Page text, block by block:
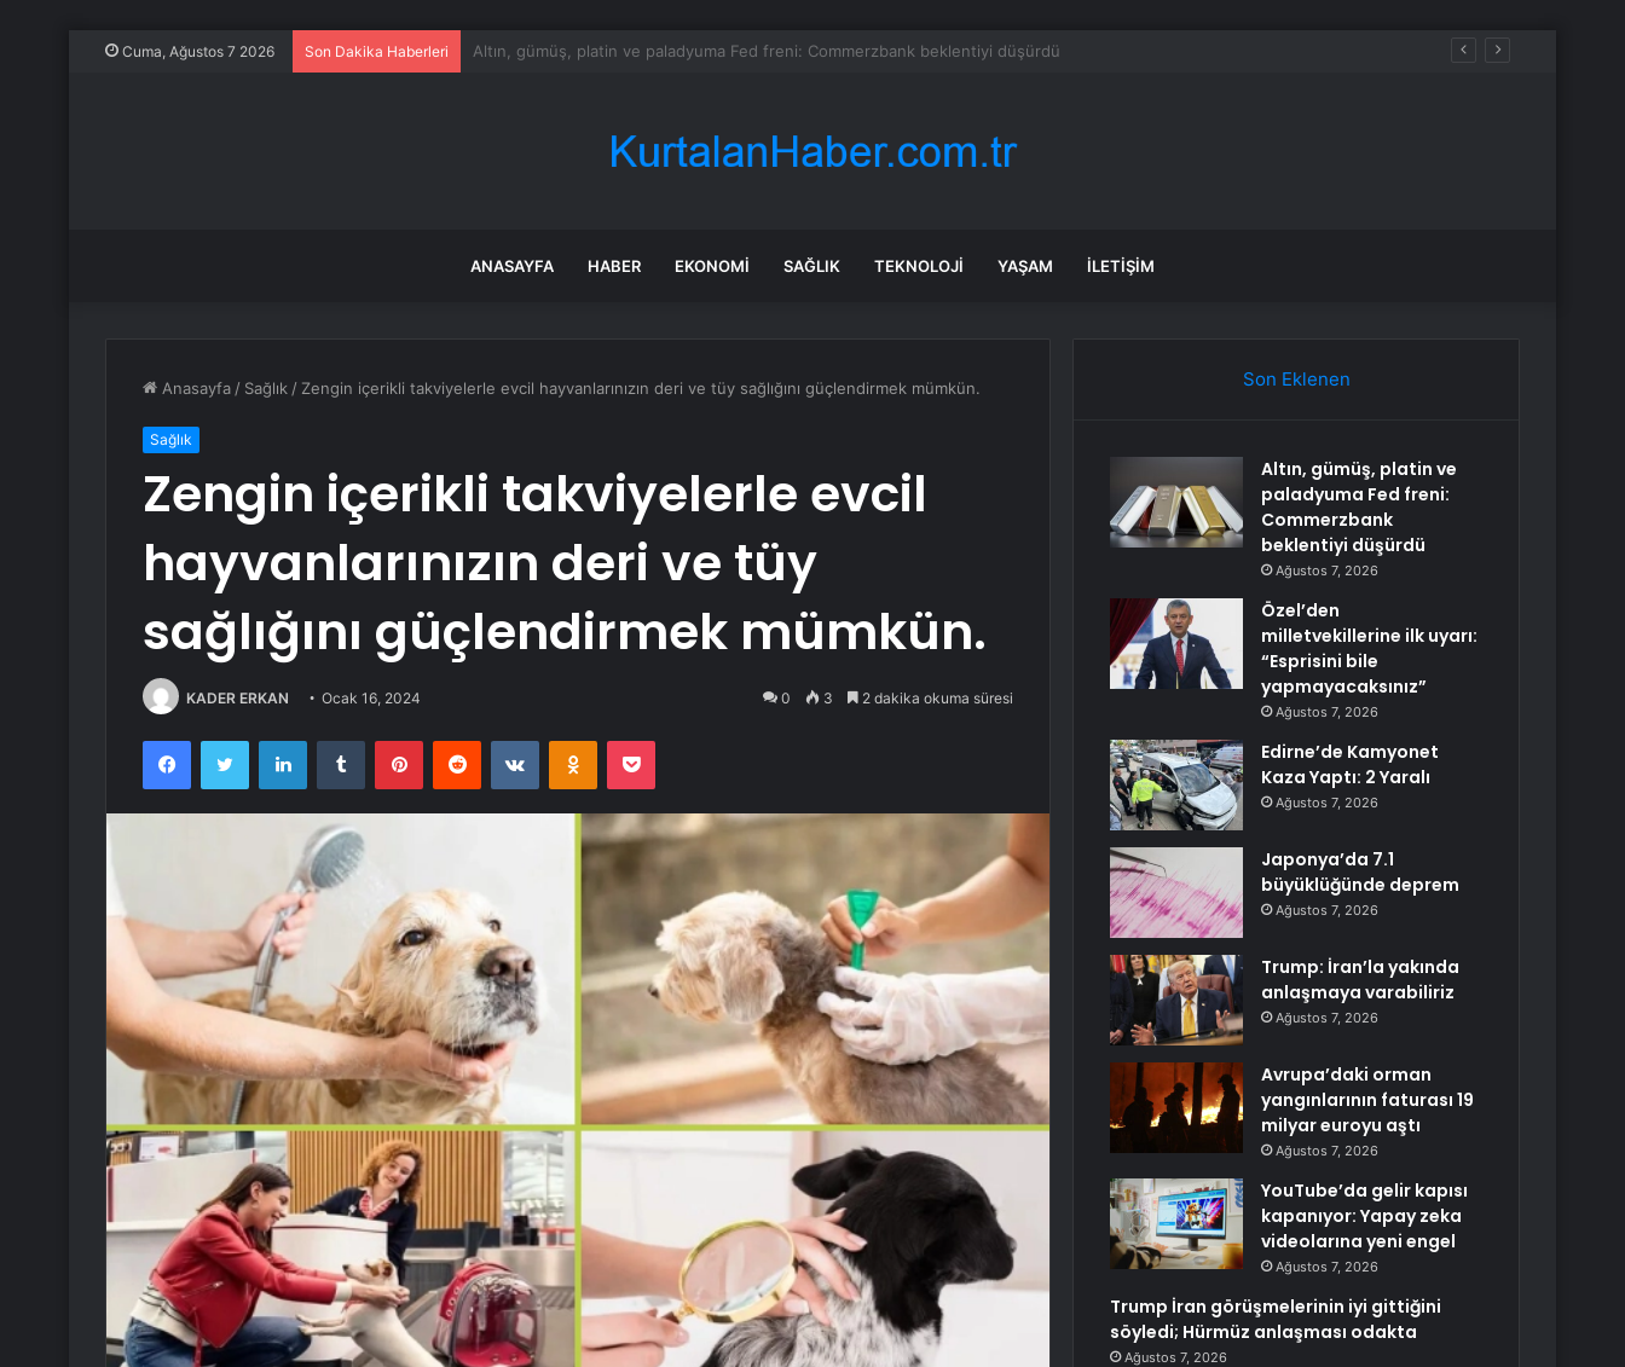
Cuma, Ağustos 7 2026 Son Dakika Haberleri Özel’den milletvekillerine ilk uyarı: “Esprisini bile yapmayacaksınız”
ANASAYFA HABER EKONOMI SAĞLIK TEKNOLOJI YAŞAM İLETIŞIM
Anasayfa / Sağlık / Zengin içerikli takviyelerle evcil hayvanlarınızın deri ve tüy sağlığını güçlendirmek mümkün.
Sağlık
Zengin içerikli takviyelerle evcil
hayvanlarınızın deri ve tüy
sağlığını güçlendirmek mümkün.
KADER ERKAN Ocak 16, 2024 0 3 2 dakika okuma süresi
FacebookTwitter LinkedInTumblr PinterestReddit VKontakteOdnoklassniki
Pocket
Son Eklenen
Altın, gümüş, platin ve
paladyuma Fed freni:
Commerzbank
beklentiyi düşürdü
Ağustos 7, 2026
Özel’den
milletvekillerine ilk uyarı:
“Esprisini bile
yapmayacaksınız”
Ağustos 7, 2026
Edirne’de Kamyonet
Kaza Yaptı: 2 Yaralı
Ağustos 7, 2026
Japonya’da 7.1
büyüklüğünde deprem
Ağustos 7, 2026
Trump: İran’la yakında
anlaşmaya varabiliriz
Ağustos 7, 2026
Avrupa’daki orman
yangınlarının faturası 19
milyar euroyu aştı
Ağustos 7, 2026
YouTube’da gelir kapısı
kapanıyor: Yapay zeka
videolarına yeni engel
Ağustos 7, 2026
Trump İran görüşmelerinin iyi gittiğini
söyledi; Hürmüz anlaşması odakta
Ağustos 7, 2026